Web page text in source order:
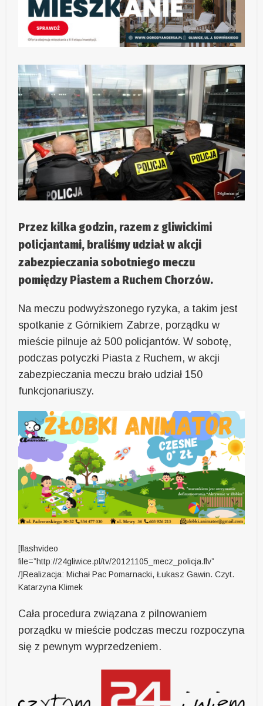
Przez kilka godzin, razem z gliwickimi
policjantami, braliśmy udział w akcji
zabezpieczania sobotniego meczu
pomiędzy Piastem a Ruchem Chorzów.
Na meczu podwyższonego ryzyka, a takim jest
spotkanie z Górnikiem Zabrze, porządku w
mieście pilnuje aż 500 policjantów. W sobotę,
podczas potyczki Piasta z Ruchem, w akcji
zabezpieczania meczu brało udział 150
funkcjonariuszy.
[flashvideo
file=”http://24gliwice.pl/tv/20121105_mecz_policja.flv”
/]Realizacja: Michał Pac Pomarnacki, Łukasz Gawin. Czyt.
Katarzyna Klimek
Cała procedura związana z pilnowaniem
porządku w mieście podczas meczu rozpoczyna
się z pewnym wyprzedzeniem.